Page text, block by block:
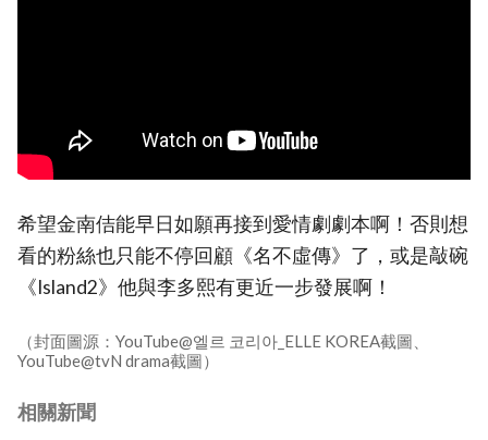
希望金南佶能早日如願再接到愛情劇劇本啊！否則想
看的粉絲也只能不停回顧《名不虛傳》了，或是敲碗
《Island2》他與李多熙有更近一步發展啊！
（封面圖源：YouTube@엘르 코리아_ELLE KOREA截圖、
YouTube@tvN drama截圖）
相關新聞